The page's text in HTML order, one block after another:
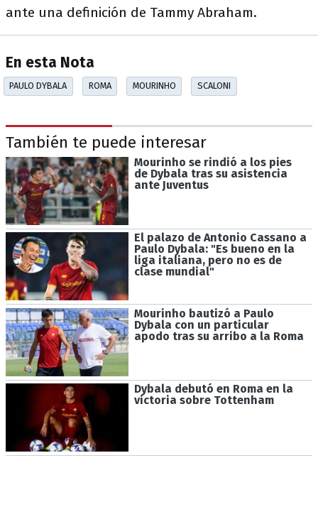
ante una definición de Tammy Abraham.
En esta Nota
PAULO DYBALA ROMA MOURINHO SCALONI
También te puede interesar
Mourinho se rindió a los pies
de Dybala tras su asistencia
ante Juventus
El palazo de Antonio Cassano a
Paulo Dybala: "Es bueno en la
liga italiana, pero no es de
clase mundial"
Mourinho bautizó a Paulo
Dybala con un particular
apodo tras su arribo a la Roma
Dybala debutó en Roma en la
victoria sobre Tottenham